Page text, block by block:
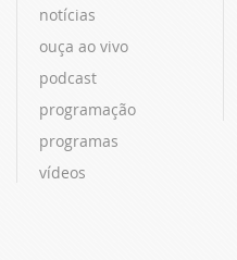
notícias
ouça ao vivo
podcast
programação
programas
vídeos